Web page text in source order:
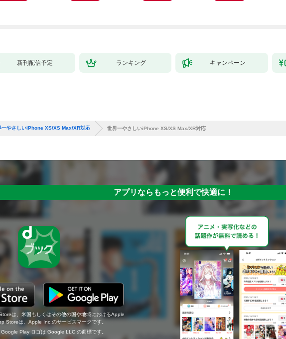
新刊配信予定 ランキング キャンペーン
一やさしいiPhone XS/XS Max/XR対応 世界一やさしいiPhone XS/XS Max/XR対応
アプリならもっと便利で快適に！
は、米国もしくはその他の国や地域におけるApple
Storeは、Apple Inc.のサービスマークです。
Play ロゴは Google LLC の商標です。